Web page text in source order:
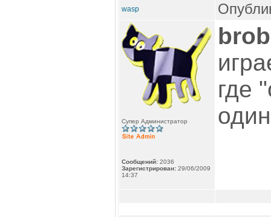
wasp
Супер Администратор
Сообщений: 2036
Зарегистрирован: 29/06/2009
14:37
где